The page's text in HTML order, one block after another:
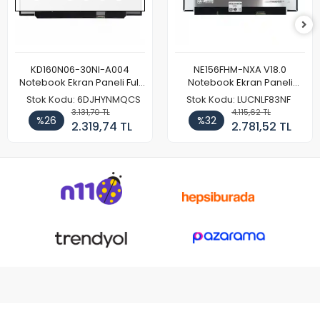
KD160N06-30NI-A004
Notebook Ekran Paneli Full
HD
Stok Kodu: 6DJHYNMQCS
%26
3.131,70 TL
2.319,74 TL
NE156FHM-NXA V18.0
Notebook Ekran Paneli
144Hz
Stok Kodu: LUCNLF83NF
%32
4.115,62 TL
2.781,52 TL